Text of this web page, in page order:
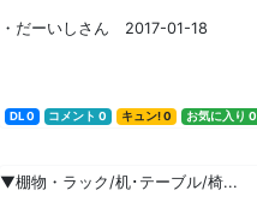
・だーいしさん 2017-01-18
DL 0 コメント 0 キュン! 0 お気に入り 0
▼棚物・ラック/机･テーブル/椅...